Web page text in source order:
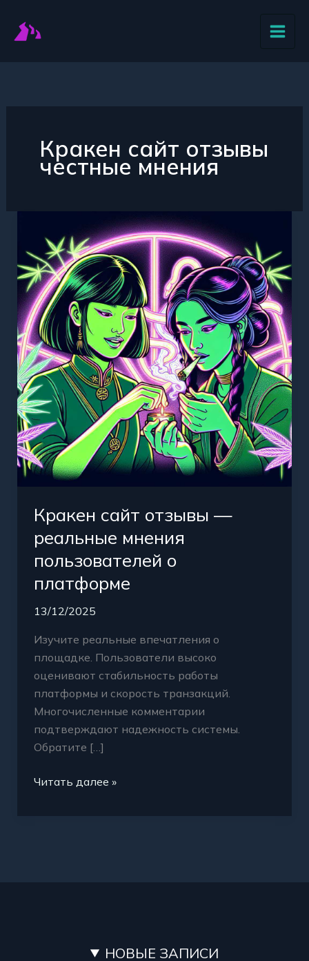
содержимому
Кракен сайт отзывы
честные мнения
Кракен сайт отзывы —
реальные мнения
пользователей о
платформе
13/12/2025
Изучите реальные впечатления о
площадке. Пользователи высоко
оценивают стабильность работы
платформы и скорость транзакций.
Многочисленные комментарии
подтверждают надежность системы.
Обратите […]
сайт
отзывы
—
реальные
мнения
пользователей
о
платформе
Читать далее »
НОВЫЕ ЗАПИСИ